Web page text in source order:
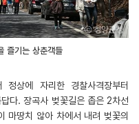
즐기는 상춘객들
상에 자리한 경찰사격장부터
다. 장곡사 벚꽃길은 좁은 2차선
마땅치 않아 차에서 내려 벚꽃의